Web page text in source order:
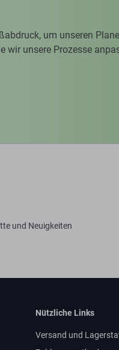
um unseren
wir unsere Prozesse
und Neuigkeiten
Nützliche Links
Versand und